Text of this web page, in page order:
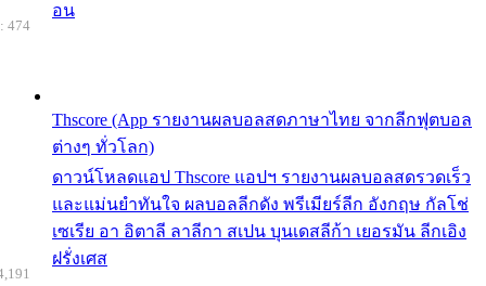
อน
Thscore (App รายงานผลบอลสดภาษาไทย จากลีกฟุตบอล
ต่างๆ ทั่วโลก)
ดาวน์โหลดแอป Thscore แอปฯ รายงานผลบอลสดรวดเร็ว
และแม่นยำทันใจ ผลบอลลีกดัง พรีเมียร์ลีก อังกฤษ กัลโช่
เซเรีย อา อิตาลี ลาลีกา สเปน บุนเดสลีก้า เยอรมัน ลีกเอิง
ฝรั่งเศส
474